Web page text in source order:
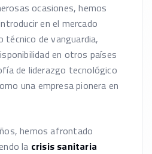
ocasiones, hemos
en el mercado
técnico de vanguardia,
en otros países
de liderazgo tecnológico
una empresa pionera en
hemos afrontado
la crisis sanitaria